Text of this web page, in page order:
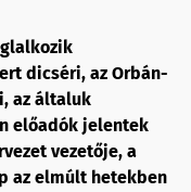
dicséri, az Orbán-
az általuk
előadók jelentek
vezetője, a
az elmúlt hetekben